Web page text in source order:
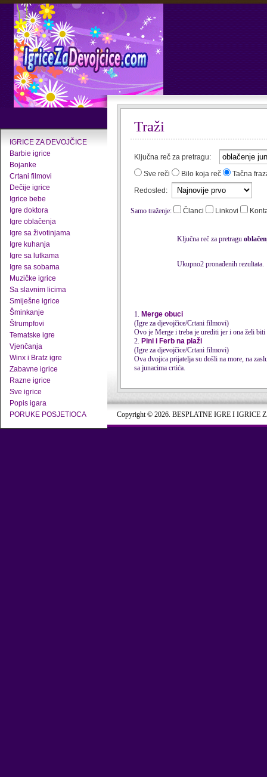
IGRICE ZA DEVOJČICE
Barbie igrice
Bojanke
Crtani filmovi
Dečije igrice
Igrice bebe
Igre doktora
Igre oblačenja
Igre sa životinjama
Igre kuhanja
Igre sa lutkama
Igre sa sobama
Muzičke igrice
Sa slavnim licima
Smiješne igrice
Šminkanje
Štrumpfovi
Tematske igre
Vjenčanja
Winx i Bratz igre
Zabavne igrice
Razne igrice
Sve igrice
Popis igara
PORUKE POSJETIOCA
Traži
Ključna reč za pretragu:
Sve reči
Bilo koja reč
Tačna
Redosled:
Samo traženje: Članci Linkovi
Ključna reč za pretragu
Ukupno2 pronađenih rezultata.
1. Merge obuci
(Igre za djevojčice/Crtani filmovi)
Ovo je Merge i treba je urediti jer i ona želi biti
2. Pini i Ferb na plaži
(Igre za djevojčice/Crtani filmovi)
Ova dvojica prijatelja su došli na more, na
sa junacima crtića.
Copyright © 2026. BESPLATNE IGRE I IGRICE